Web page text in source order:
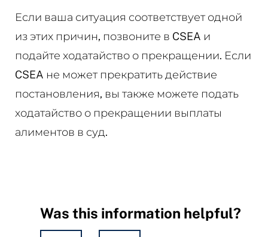
Если ваша ситуация соответствует одной
из этих причин, позвоните в CSEA и
подайте ходатайство о прекращении. Если
CSEA не может прекратить действие
постановления, вы также можете подать
ходатайство о прекращении выплаты
алиментов в суд.
Was this information helpful?